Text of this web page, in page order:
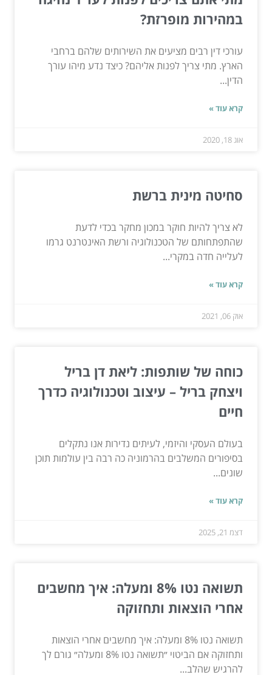
במהירות מופרזת?
עורכי דין רבים מציעים את השירותים שלהם ברחבי
הארץ. מתי צריך לפנות אליהם? כיצד נדע מיהו עורך
הדין...
קרא עוד »
אוג 18, 2020
סחיטה מינית ברשת
לא צריך להיות חוקר במכון מחקר בכדי לדעת
שהתפתחותם של הטכנולוגיה ורשת האינטרנט גרמו
לעלייה חדה במקרי...
קרא עוד »
אוק 06, 2021
כוחה של שותפות: ליאת דן בריל
ויצחק בריל – עיצוב וטכנולוגיה כדרך
חיים
בעולם העסקי והיזמי, לעיתים נדירות אנו נתקלים
בסיפורים המשלבים בהרמוניה כה רבה בין עולמות תוכן
שונים...
קרא עוד »
דצמ 21, 2025
תשואה נטו 8% ומעלה: איך מחשבים
אחרי הוצאות ותחזוקה
תשואה נטו 8% ומעלה: איך מחשבים אחרי הוצאות
ותחזוקה אם הביטוי ״תשואה נטו 8% ומעלה״ גורם לך
להרגיש שהלב...